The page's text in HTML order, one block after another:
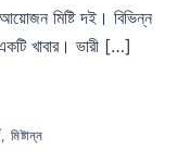
মিষ্টি দই। বিভিন্ন
খাবার। ভারী […]
, মিষ্টান্ন